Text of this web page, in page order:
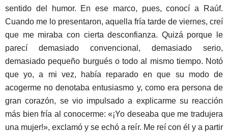
sentido del humor. En ese marco, pues, conocí a Raúf.
Cuando me lo presentaron, aquella fría tarde de viernes, creí
que me miraba con cierta desconfianza. Quizá porque le
parecí demasiado convencional, demasiado serio,
demasiado pequeño burgués o todo al mismo tiempo. Notó
que yo, a mi vez, había reparado en que su modo de
acogerme no denotaba entusiasmo y, como era persona de
gran corazón, se vio impulsado a explicarme su reacción
más bien fría al conocerme: «¡Yo deseaba que me tradujera
una mujer!», exclamó y se echó a reír. Me reí con él y a partir